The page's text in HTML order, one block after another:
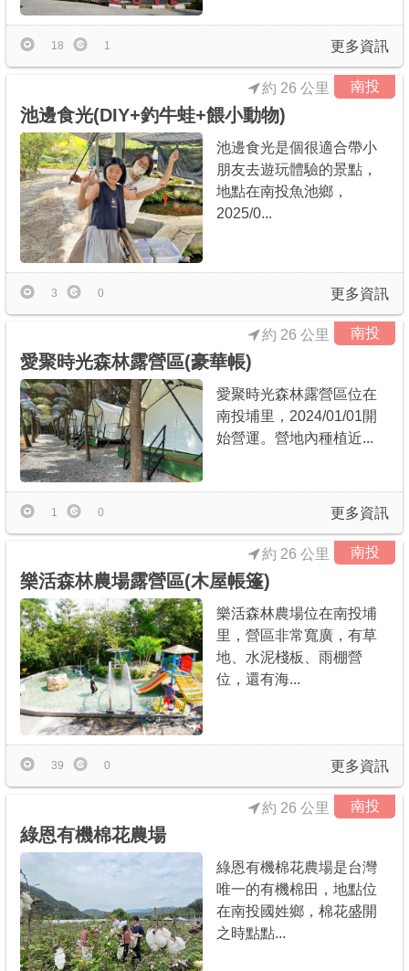
更多資訊
18 1
南投
池邊食光(DIY+釣牛蛙+餵小動物)
約 26 公里
池邊食光是個很適合帶小
朋友去遊玩體驗的景點，
地點在南投魚池鄉，
2025/0...
更多資訊
3 0
南投
愛聚時光森林露營區(豪華帳)
約 26 公里
愛聚時光森林露營區位在
南投埔里，2024/01/01開
始營運。營地內種植近...
更多資訊
1 0
南投
樂活森林農場露營區(木屋帳篷)
約 26 公里
樂活森林農場位在南投埔
里，營區非常寬廣，有草
地、水泥棧板、雨棚營
位，還有海...
更多資訊
39 0
南投
綠恩有機棉花農場
約 26 公里
綠恩有機棉花農場是台灣
唯一的有機棉田，地點位
在南投國姓鄉，棉花盛開
之時點點...